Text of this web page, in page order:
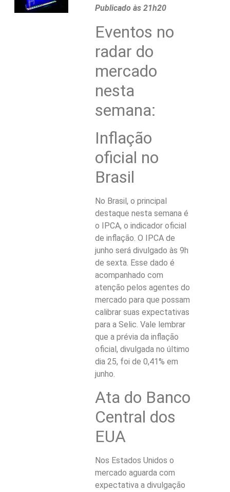
Publicado às 21h20
Eventos no
radar do
mercado
nesta
semana:
Inflação
oficial no
Brasil
No Brasil, o principal
destaque nesta semana é
o IPCA, o indicador oficial
de inflação. O IPCA de
junho será divulgado às 9h
de sexta. Esse dado é
acompanhado com
atenção pelos agentes do
mercado para que possam
calibrar suas expectativas
para a Selic. Vale lembrar
que a prévia da inflação
oficial, divulgada no último
dia 25, foi de 0,41% em
junho.
Ata do Banco
Central dos
EUA
Nos Estados Unidos o
mercado aguarda com
expectativa a divulgação